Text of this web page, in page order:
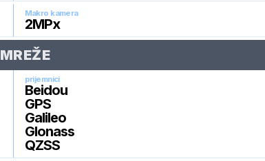
Makro kamera
2MPx
MREŽE
prijemnici
Beidou
GPS
Galileo
Glonass
QZSS